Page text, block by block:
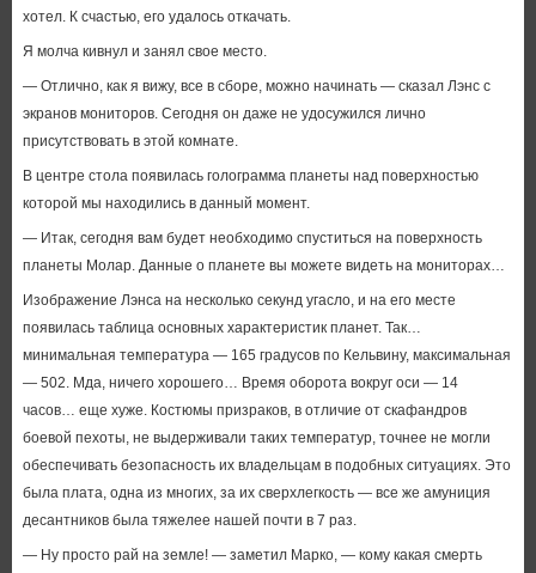
хотел. К счастью, его удалось откачать.
Я молча кивнул и занял свое место.
— Отлично, как я вижу, все в сборе, можно начинать — сказал Лэнс с
экранов мониторов. Сегодня он даже не удосужился лично
присутствовать в этой комнате.
В центре стола появилась голограмма планеты над поверхностью
которой мы находились в данный момент.
— Итак, сегодня вам будет необходимо спуститься на поверхность
планеты Молар. Данные о планете вы можете видеть на мониторах…
Изображение Лэнса на несколько секунд угасло, и на его месте
появилась таблица основных характеристик планет. Так…
минимальная температура — 165 градусов по Кельвину, максимальная
— 502. Мда, ничего хорошего… Время оборота вокруг оси — 14
часов… еще хуже. Костюмы призраков, в отличие от скафандров
боевой пехоты, не выдерживали таких температур, точнее не могли
обеспечивать безопасность их владельцам в подобных ситуациях. Это
была плата, одна из многих, за их сверхлегкость — все же амуниция
десантников была тяжелее нашей почти в 7 раз.
— Ну просто рай на земле! — заметил Марко, — кому какая смерть